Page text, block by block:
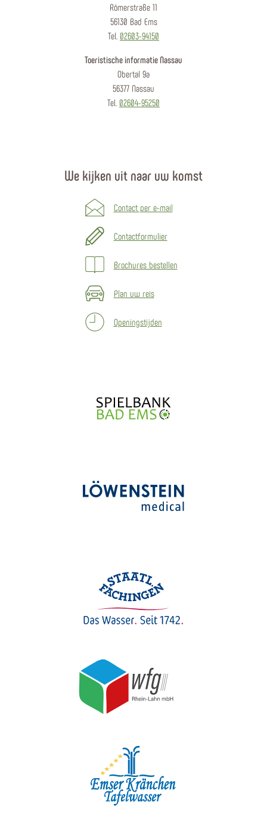
Römerstraße 11
56130 Bad Ems
Tel. 02603-94150
Toeristische informatie Nassau
Obertal 9a
56377 Nassau
Tel. 02604-95250
We kijken uit naar uw komst
Contact per e-mail
Contactformulier
Brochures bestellen
Plan uw reis
Openingstijden